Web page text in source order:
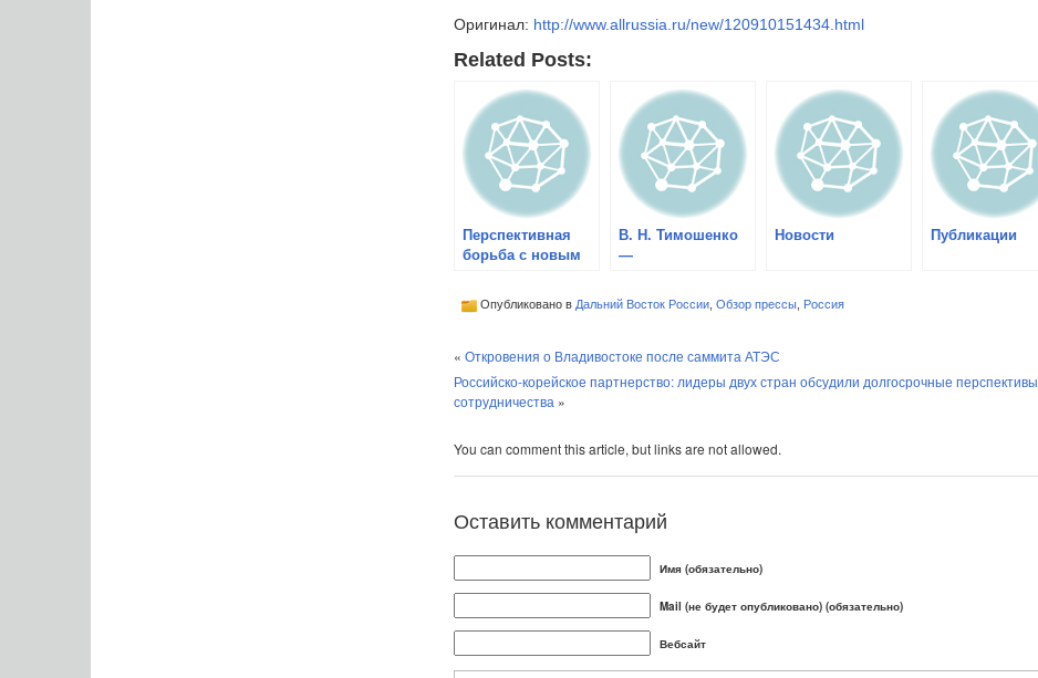
Оригинал: http://www.allrussia.ru/new/120910151434.html
Related Posts:
Перспективная
борьба с новым
В. Н. Тимошенко
—
сообщество и его
перспективы для
АТР
Новости Публикации
Опубликовано в Дальний Восток России Обзор прессы Россия
« Откровения о Владивостоке после саммита АТЭС
Российско-корейское партнерство: лидеры двух стран обсудили долгосрочные перспективы
сотрудничества »
You can comment this article, but links are not allowed.
Оставить комментарий
Имя (обязательно)
Mail (не будет опубликовано) (обязательно)
Вебсайт